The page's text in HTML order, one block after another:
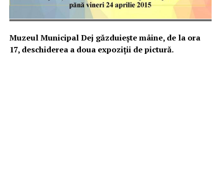
Muzeul Municipal Dej găzduiește mâine, de la ora
17, deschiderea a doua expoziții de pictură.